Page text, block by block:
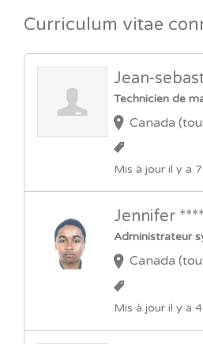
Curriculum vitae
Jean-
Technicien de
Canada
Mis à jour il y a
Jennifer
Administrateur
Canada
Mis à jour il y a